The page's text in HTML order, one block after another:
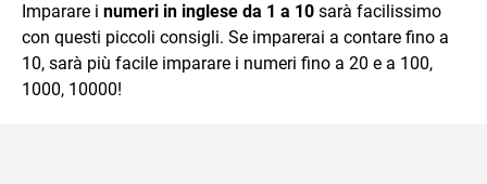
Imparare i numeri in inglese da 1 a 10 sarà facilissimo
con questi piccoli consigli. Se imparerai a contare fino a
10, sarà più facile imparare i numeri fino a 20 e a 100,
1000, 10000!